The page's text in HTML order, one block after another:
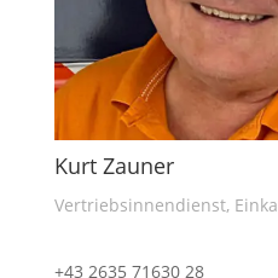
Kurt Zauner
Vertriebsinnendienst,
+43 2635 71630 28